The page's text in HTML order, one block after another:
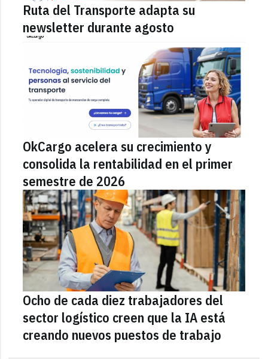
Ruta del Transporte adapta su
newsletter durante agosto
OkCargo acelera su crecimiento y
consolida la rentabilidad en el primer
semestre de 2026
Ocho de cada diez trabajadores del
sector logístico creen que la IA está
creando nuevos puestos de trabajo